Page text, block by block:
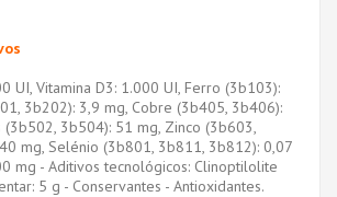
UI, Vitamina D3: 1.000 UI, Ferro (3b103):
3b202): 3,9 mg, Cobre (3b405, 3b406):
(3b502, 3b504): 51 mg, Zinco (3b603,
mg, Selénio (3b801, 3b811, 3b812): 0,07
mg - Aditivos tecnológicos: Clinoptilolite
5 g - Conservantes - Antioxidantes.